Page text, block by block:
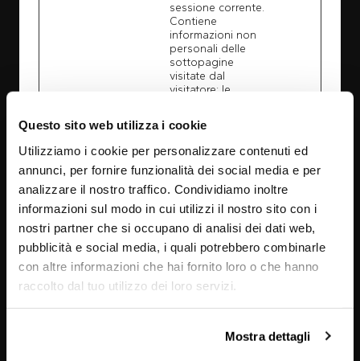
Questo sito web utilizza i cookie
Utilizziamo i cookie per personalizzare contenuti ed
annunci, per fornire funzionalità dei social media e per
analizzare il nostro traffico. Condividiamo inoltre
informazioni sul modo in cui utilizzi il nostro sito con i
nostri partner che si occupano di analisi dei dati web,
pubblicità e social media, i quali potrebbero combinarle
con altre informazioni che hai fornito loro o che hanno
raccolto dal tuo utilizzo dei loro servizi.
Mostra dettagli
sessione corrente.
Contiene
informazioni non
personali delle
sottopagine
visitate dal
visitatore; le
per ottimizzare
l’esperienza del
visitatore.
hjViewpor
tId
dimensione dello
schermo
dell'utente per
adattare la
dimensione delle
immagini sul sito
internet.
Sessio
ne
I cookie di marketing vengono utilizzati per tracciare